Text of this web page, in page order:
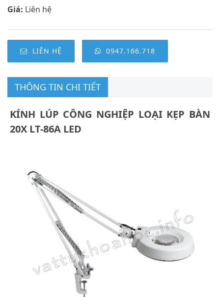
Giá: Liên hệ
LIÊN HỆ 0947.166.718
THÔNG TIN CHI TIẾT
KÍNH LÚP CÔNG NGHIỆP LOẠI KẸP BÀN
20X LT-86A LED